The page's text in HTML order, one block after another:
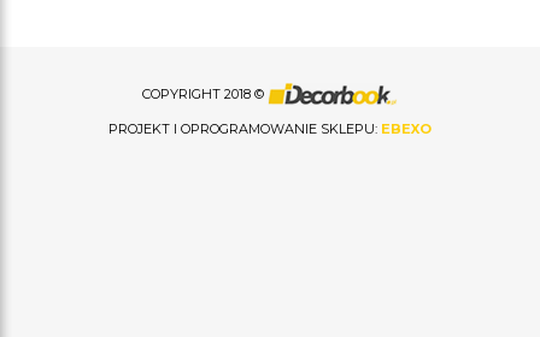
COPYRIGHT 2018 ©
PROJEKT I OPROGRAMOWANIE SKLEPU: EBEXO